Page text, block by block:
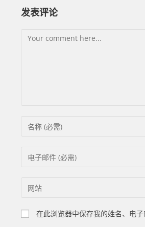
发表评论
在此浏览器中保存我的姓名、电子